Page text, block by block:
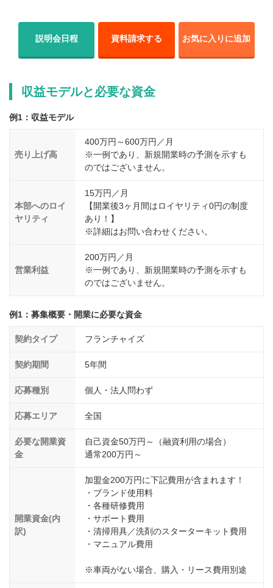
説明会日程 資料請求する お気に入りに追加
収益モデルと必要な資金
例1：収益モデル
売り上げ高
400万円～600万円／月
※一例であり、新規開業時の予測を示すも
のではございません。
本部へのロイ
ヤリティ
15万円／月
【開業後3ヶ月間はロイヤリティ0円の制度
あり！】
※詳細はお問い合わせください。
営業利益
200万円／月
※一例であり、新規開業時の予測を示すも
のではございません。
例1：募集概要・開業に必要な資金
契約タイプ フランチャイズ
契約期間 5年間
応募種別 個人・法人問わず
応募エリア 全国
必要な開業資
金
自己資金50万円～（融資利用の場合）
通常200万円～
開業資金(内
訳)
加盟金200万円に下記費用が含まれます！
・ブランド使用料
・各種研修費用
・サポート費用
・清掃用具／洗剤のスターターキット費用
・マニュアル費用
※車両がない場合、購入・リース費用別途